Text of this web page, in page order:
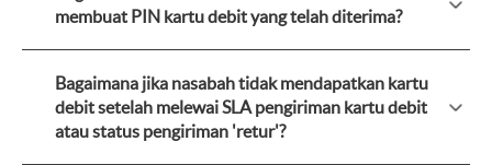
membuat PIN kartu debit yang telah diterima?
Bagaimana jika nasabah tidak mendapatkan kartu
debit setelah melewai SLA pengiriman kartu debit
atau status pengiriman 'retur'?